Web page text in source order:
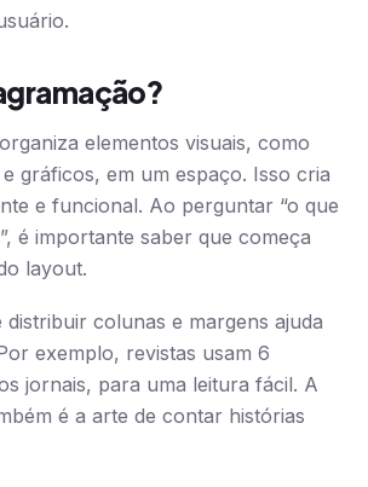
elementos visuais, como
gráficos, em um espaço. Isso cria
e funcional. Ao perguntar “o que
é importante saber que começa
layout.
distribuir colunas e margens ajuda
exemplo, revistas usam 6
jornais, para uma leitura fácil. A
é a arte de contar histórias